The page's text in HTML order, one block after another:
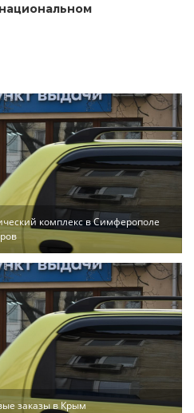
комплекс в Симферополе
заказы в Крым